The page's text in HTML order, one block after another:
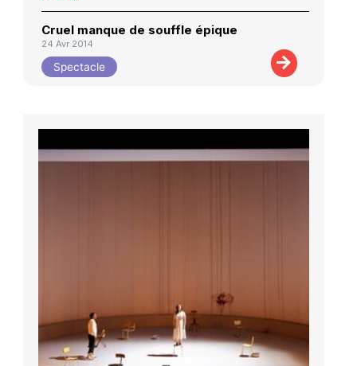
Cruel manque de souffle épique
24 Avr 2014
Spectacle